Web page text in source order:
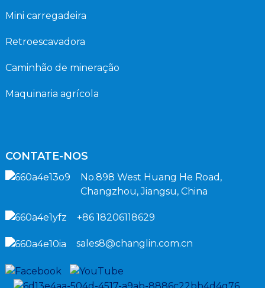
Mini carregadeira
Retroescavadora
Caminhão de mineração
Maquinaria agrícola
CONTATE-NOS
No.898 West Huang He Road,
Changzhou, Jiangsu, China
+86 18206118629
sales8@changlin.com.cn